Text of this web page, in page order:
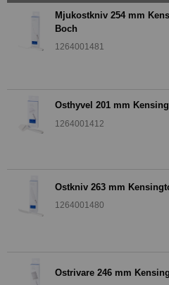
Mjukostkniv 254 mm
Boch
1264001481
Osthyvel 201 mm
1264001412
Ostkniv 263 mm
1264001480
Ostrivare 246 mm